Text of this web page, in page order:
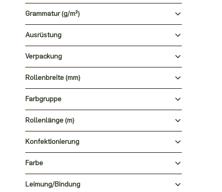
Grammatur (g/m²)
Ausrüstung
Verpackung
Rollenbreite (mm)
Farbgruppe
Rollenlänge (m)
Konfektionierung
Farbe
Leimung/Bindung